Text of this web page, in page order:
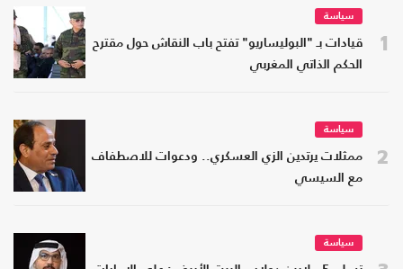
1
سياسة
قيادات بـ "البوليساريو" تفتح باب النقاش حول مقترح
الحكم الذاتي المغربي
2
سياسة
ممثلات يرتدين الزي العسكري.. ودعوات للاصطفاف
مع السيسي
سياسة